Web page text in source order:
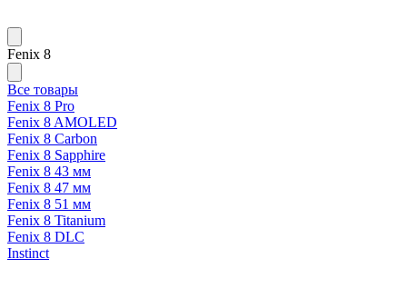
Fenix 8
Все товары
Fenix 8 Pro
Fenix 8 AMOLED
Fenix 8 Carbon
Fenix 8 Sapphire
Fenix 8 43 мм
Fenix 8 47 мм
Fenix 8 51 мм
Fenix 8 Titanium
Fenix 8 DLC
Instinct